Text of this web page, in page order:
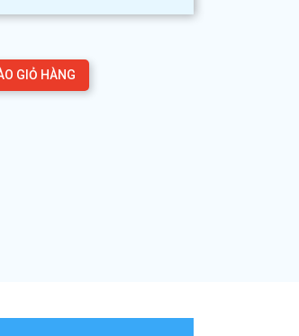
GIỎ HÀNG